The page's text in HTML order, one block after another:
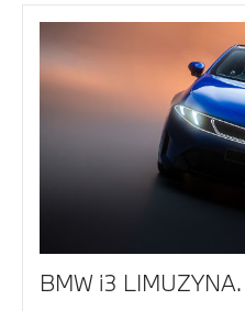
BMW i3 LIMUZYNA.